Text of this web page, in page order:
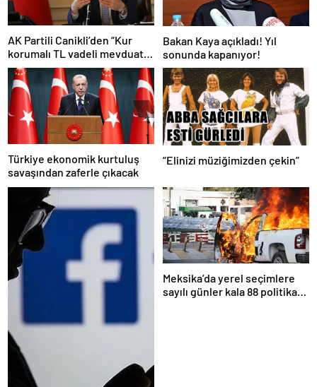
AK Partili Canikli’den “Kur
korumalı TL vadeli mevduat
sistemi” açıklaması!
Bakan Kaya açıkladı! Yıl
sonunda kapanıyor!
Türkiye ekonomik kurtuluş
savaşından zaferle çıkacak
“Elinizi müziğimizden çekin”
Meksika’da yerel seçimlere
sayılı günler kala 88 politikacı